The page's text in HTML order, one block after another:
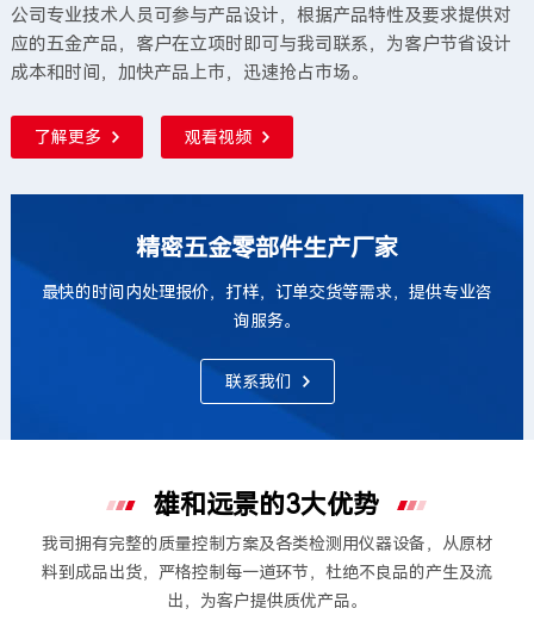
公司专业技术人员可参与产品设计，根据产品特性及要求提供对
应的五金产品，客户在立项时即可与我司联系，为客户节省设计
成本和时间，加快产品上市，迅速抢占市场。
了解更多 观看视频
精密五金零部件生产厂家
最快的时间内处理报价，打样，订单交货等需求，提供专业咨
询服务。
联系我们
雄和远景的3大优势
我司拥有完整的质量控制方案及各类检测用仪器设备，从原材
料到成品出货，严格控制每一道环节，杜绝不良品的产生及流
出，为客户提供质优产品。